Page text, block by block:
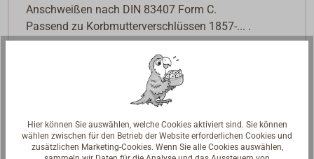
Anschweißen nach DIN 83407 Form C.
Passend zu Korbmutterverschlüssen 1857-... .
Lieferung ohne Korbmutterverschluss.
Hier können Sie auswählen, welche Cookies aktiviert sind. Sie können
wählen zwischen für den Betrieb der Website erforderlichen Cookies und
zusätzlichen Marketing-Cookies. Wenn Sie alle Cookies auswählen,